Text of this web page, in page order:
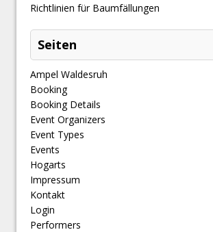
Richtlinien für Baumfällungen
Seiten
Ampel Waldesruh
Booking
Booking Details
Event Organizers
Event Types
Events
Hogarts
Impressum
Kontakt
Login
Performers